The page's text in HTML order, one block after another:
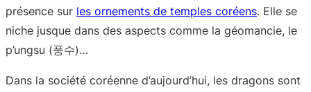
présence sur les ornements de temples coréens. Elle se
niche jusque dans des aspects comme la géomancie, le
p’ungsu (풍수)…
Dans la société coréenne d’aujourd’hui, les dragons sont